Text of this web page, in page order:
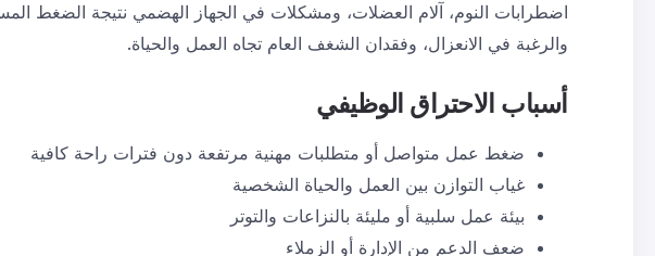
اضطرابات النوم، آلام العضلات، ومشكلات في الجهاز الهضمي نتيجة الضغط
والرغبة في الانعزال، وفقدان الشغف العام تجاه العمل والحياة.
أسباب الاحتراق الوظيفي
ضغط عمل متواصل أو متطلبات مهنية مرتفعة دون فترات راحة كافية
غياب التوازن بين العمل والحياة الشخصية
بيئة عمل سلبية أو مليئة بالنزاعات والتوتر
ضعف الدعم من الإدارة أو الزملاء